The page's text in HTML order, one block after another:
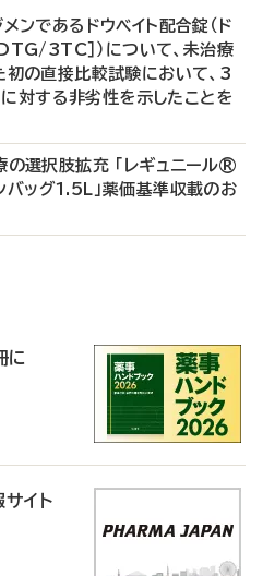
ンであるドウベイト配合錠（ド
3TC］）について、未治療
の直接比較試験において、3
する非劣性を示したことを
選択肢拡充 「レギュニール®
ッグ1.5L」薬価基準収載のお
に
イト